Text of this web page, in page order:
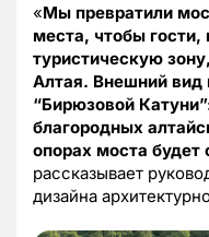
«Мы превратили
места, чтобы
туристическую
Алтая. Внешний вид
“Бирюзовой
благородных
опорах моста будет
рассказывает
дизайна